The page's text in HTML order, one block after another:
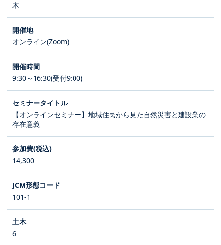
木
オンライン(Zoom)
9:30～16:30(受付9:00)
【オンラインセミナー】地域住民から見た自然災害と建設業の
存在意義
14,300
101-1
6